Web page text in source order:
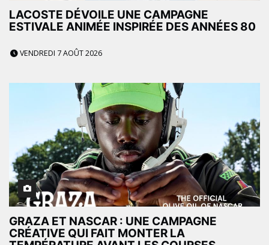
LACOSTE DÉVOILE UNE CAMPAGNE
ESTIVALE ANIMÉE INSPIRÉE DES ANNÉES 80
VENDREDI 7 AOÛT 2026
GRAZA ET NASCAR : UNE CAMPAGNE
CRÉATIVE QUI FAIT MONTER LA